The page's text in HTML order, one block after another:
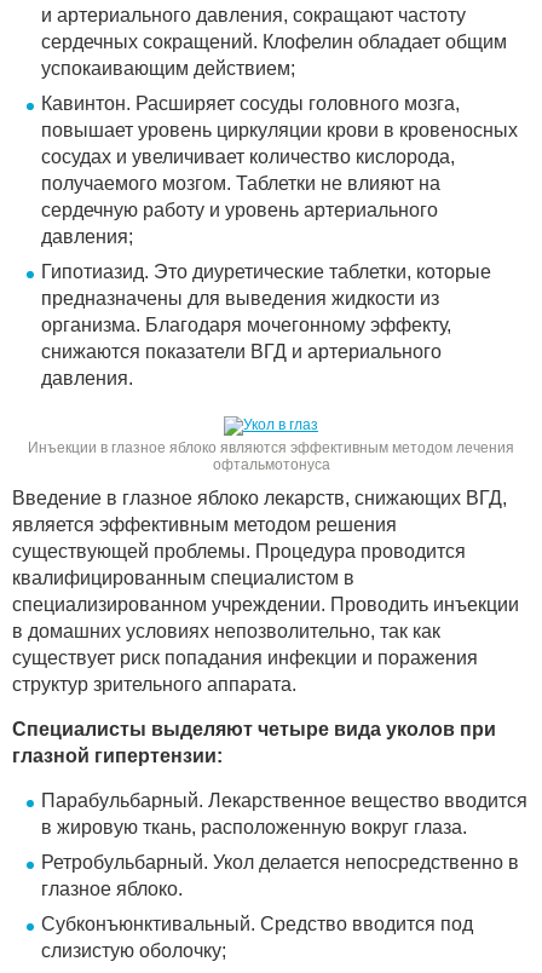
и артериального давления, сокращают частоту
сердечных сокращений. Клофелин обладает общим
успокаивающим действием;
Кавинтон. Расширяет сосуды головного мозга,
повышает уровень циркуляции крови в кровеносных
сосудах и увеличивает количество кислорода,
получаемого мозгом. Таблетки не влияют на
сердечную работу и уровень артериального
давления;
Гипотиазид. Это диуретические таблетки, которые
предназначены для выведения жидкости из
организма. Благодаря мочегонному эффекту,
снижаются показатели ВГД и артериального
давления.
Инъекции в глазное яблоко являются эффективным методом лечения
офтальмотонуса
Введение в глазное яблоко лекарств, снижающих ВГД,
является эффективным методом решения
существующей проблемы. Процедура проводится
квалифицированным специалистом в
специализированном учреждении. Проводить инъекции
в домашних условиях непозволительно, так как
существует риск попадания инфекции и поражения
структур зрительного аппарата.
Специалисты выделяют четыре вида уколов при
глазной гипертензии:
Парабульбарный. Лекарственное вещество вводится
в жировую ткань, расположенную вокруг глаза.
Ретробульбарный. Укол делается непосредственно в
глазное яблоко.
Субконъюнктивальный. Средство вводится под
слизистую оболочку;